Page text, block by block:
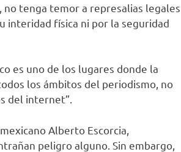
no tenga temor a represalias legales
interidad física ni por la seguridad
es uno de los lugares donde la
los ámbitos del periodismo, no
del internet”.
Alberto Escorcia,
peligro alguno. Sin embargo,